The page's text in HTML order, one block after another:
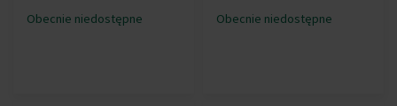
Obecnie niedostępne Obecnie niedostępne